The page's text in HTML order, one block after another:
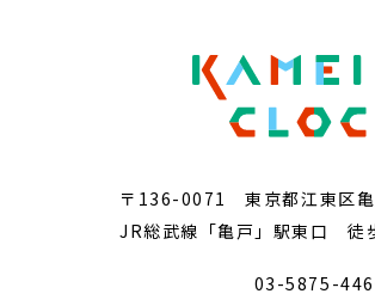
〒136-0071 東京都江東区亀
JR総武線「亀戸」駅東口 徒
03-5875-